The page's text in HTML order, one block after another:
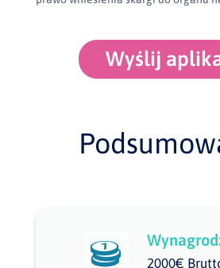
Wyślij
2000€